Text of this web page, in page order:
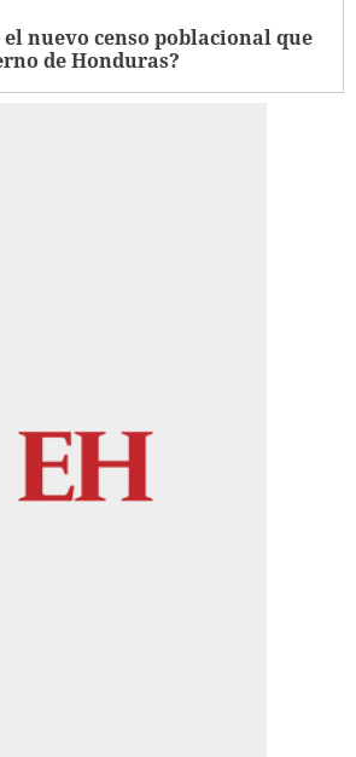
el nuevo censo poblacional que
de Honduras?